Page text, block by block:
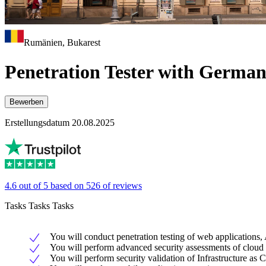
Rumänien, Bukarest
Penetration Tester with
Bewerben
Erstellungsdatum 20.08.2025
4.6 out of 5 based on 526 of reviews
Tasks Tasks Tasks
You will conduct penetration testing of web
You will perform advanced security assessments of
You will perform security validation of Infrastructure as